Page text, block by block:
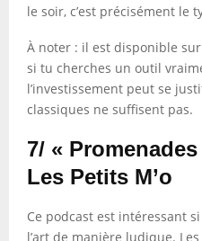
le soir, c’est précisément le
À noter : il est disponible
si tu cherches un outil
l’investissement peut se
classiques ne suffisent pas.
7/ «
Les Petits M’o
Ce podcast est intéressant
l’art de manière ludique.